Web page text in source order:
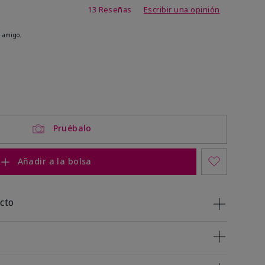
3,4 de 5
13 Reseñas Escribir una opinión
Pruébalo
Añadir a la bolsa